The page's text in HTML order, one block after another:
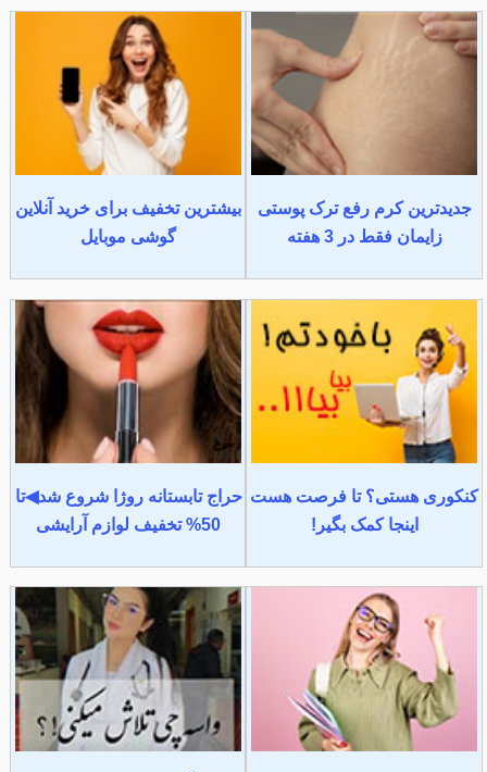
جدیدترین کرم رفع ترک پوستی
زایمان فقط در 3 هفته
بیشترین تخفیف برای خرید آنلاین
گوشی موبایل
کنکوری هستی؟ تا فرصت هست
اینجا کمک بگیر!
حراج تابستانه روژا شروع شد◀تا
50% تخفیف لوازم آرایشی